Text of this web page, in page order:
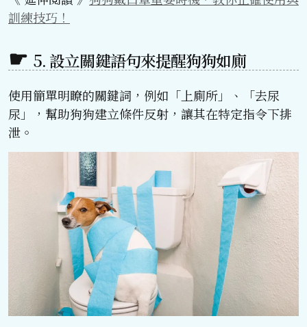
訓練技巧！
5. 設立關鍵語句來提醒狗狗如廁
使用簡單明瞭的關鍵詞，例如「上廁所」、「去尿
尿」，幫助狗狗建立條件反射，讓其在特定指令下排
泄。